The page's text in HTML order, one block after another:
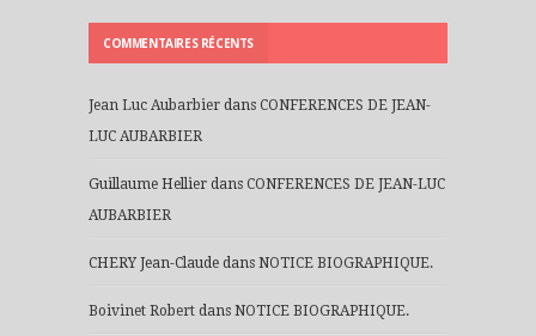
COMMENTAIRES RÉCENTS
Jean Luc Aubarbier dans CONFERENCES DE JEAN-
LUC AUBARBIER
Guillaume Hellier dans CONFERENCES DE JEAN-LUC
AUBARBIER
CHERY Jean-Claude dans NOTICE BIOGRAPHIQUE.
Boivinet Robert dans NOTICE BIOGRAPHIQUE.